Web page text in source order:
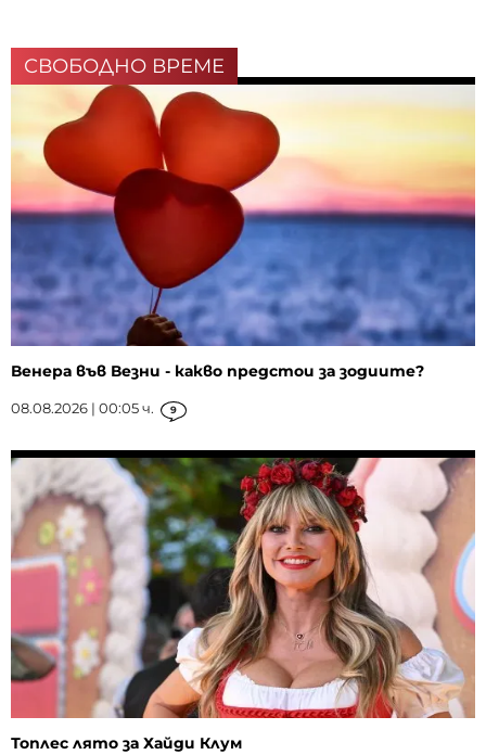
СВОБОДНО ВРЕМЕ
Венера във Везни - какво предстои за зодиите?
08.08.2026 | 00:05 ч. 9
Топлес лято за Хайди Клум